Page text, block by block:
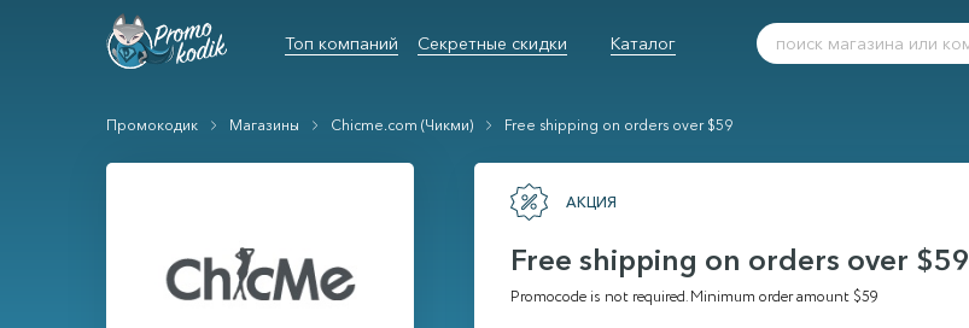
Топ компаний Секретные скидки Каталог
Промокодик Магазины Chicme.com (Чикми) Free shipping on orders over $59
АКЦИЯ
Free shipping on orders over $59
Promocode is not required. Minimum order amount $59